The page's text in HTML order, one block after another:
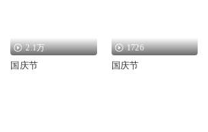
2.1万
国庆节
1726
国庆节